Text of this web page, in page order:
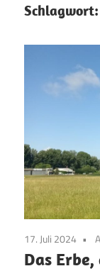
Schlagwort:
17. Juli 2024
Das